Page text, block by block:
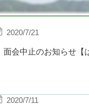
2020/7/21
面会中止のお知らせ【
2020/7/11